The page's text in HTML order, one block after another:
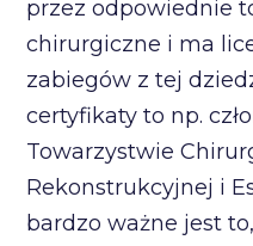
przez odpowiednie
chirurgiczne i ma
zabiegów z tej
certyfikaty to np.
Towarzystwie
Rekonstrukcyjnej i
bardzo ważne jest